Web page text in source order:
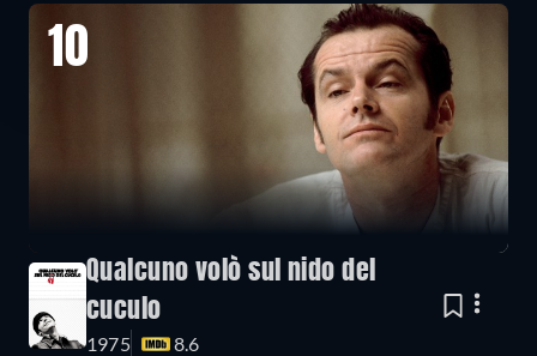
10
Qualcuno volò sul nido del
cuculo
1975
8.6